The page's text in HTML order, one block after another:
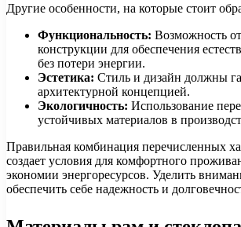
Другие особенности, на которые стоит
Функциональность: Возможность
конструкции для обеспечения
без потери энергии.
Эстетика: Стиль и дизайн должны
архитектурной концепцией.
Экологичность: Использование
устойчивых материалов в
Правильная комбинация перечисленных
создает условия для комфортного
экономии энергоресурсов. Уделить
обеспечить себе надежность и